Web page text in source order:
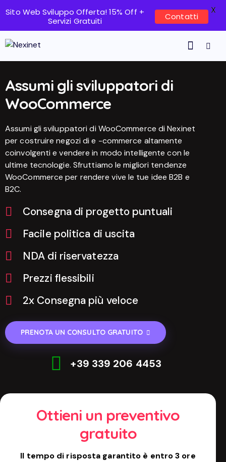
Assumi gli sviluppatori di
WooCommerce
Assumi gli sviluppatori di WooCommerce di Nexinet
per costruire negozi di e -commerce altamente
coinvolgenti e vendere in modo intelligente con le
ultime tecnologie. Sfruttiamo le migliori tendenze
WooCommerce per rendere vive le tue idee B2B e
B2C.
Consegna di progetto puntuali
Facile politica di uscita
NDA di riservatezza
Prezzi flessibili
2x Consegna più veloce
PRENOTA UN CONSULTO GRATUITO
+39 339 206 4453
Ottieni un preventivo
gratuito
Il tempo di risposta garantito è entro 3 ore
Sito Web Sviluppo Offerta! 15% Off +
Servizi Gratuiti
Contatti
X